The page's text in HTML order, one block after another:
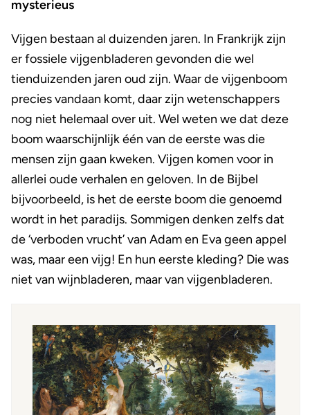
mysterieus
Vijgen bestaan al duizenden jaren. In Frankrijk zijn
er fossiele vijgenbladeren gevonden die wel
tienduizenden jaren oud zijn. Waar de vijgenboom
precies vandaan komt, daar zijn wetenschappers
nog niet helemaal over uit. Wel weten we dat deze
boom waarschijnlijk één van de eerste was die
mensen zijn gaan kweken. Vijgen komen voor in
allerlei oude verhalen en geloven. In de Bijbel
bijvoorbeeld, is het de eerste boom die genoemd
wordt in het paradijs. Sommigen denken zelfs dat
de ‘verboden vrucht’ van Adam en Eva geen appel
was, maar een vijg! En hun eerste kleding? Die was
niet van wijnbladeren, maar van vijgenbladeren.